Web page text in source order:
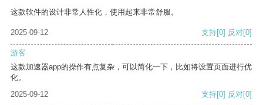
这款软件的设计非常人性化，使用起来非常舒服。
2025-09-12 支持[0] 反对[0]
游客
这款加速器app的操作有点复杂，可以简化一下，比如将设置页面进行优
化。
2025-09-12
支持[0] 反对[0]